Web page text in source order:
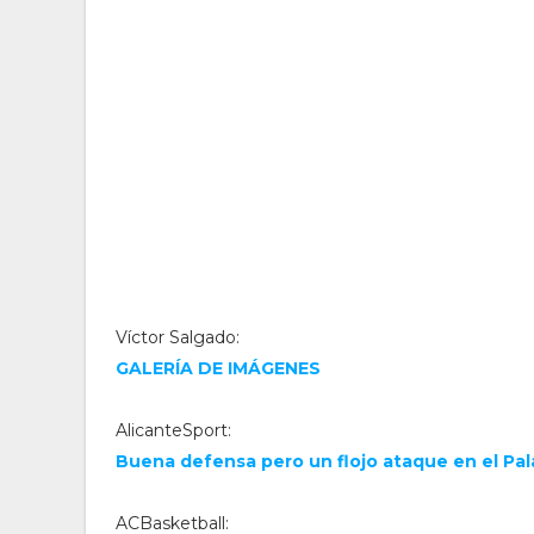
Víctor Salgado:
GALERÍA DE IMÁGENES
AlicanteSport:
Buena defensa pero un flojo ataque en el
ACBasketball: